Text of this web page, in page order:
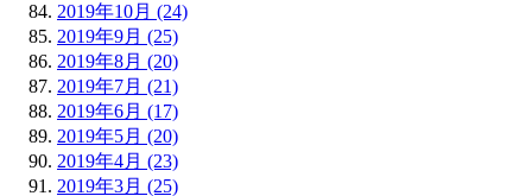
2019年10月 (24)
2019年9月 (25)
2019年8月 (20)
2019年7月 (21)
2019年6月 (17)
2019年5月 (20)
2019年4月 (23)
2019年3月 (25)